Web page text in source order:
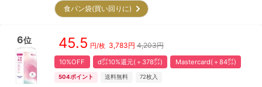
食パン袋(買い回りに)
6位 45.5 円/枚 3,783円 4,203円
10%OFF d㌽10%還元(＋378㌽) Mastercard(＋84㌽)
504ポイント 送料無料 72枚入